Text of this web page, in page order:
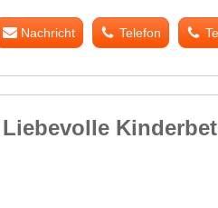
Nachricht Telefon